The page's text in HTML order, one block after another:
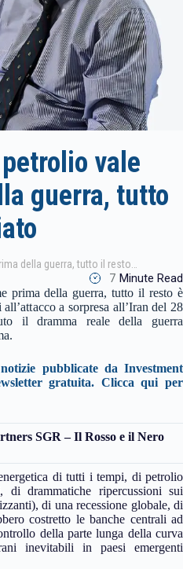
vale
guerra, tutto
7 Minute Read
prima della guerra, tutto il resto è
a sorpresa all’Iran del 28
il dramma reale della guerra
pubblicate da Investment
gratuita. Clicca qui per
SGR – Il Rosso e il Nero
di tutti i tempi, di petrolio
drammatiche ripercussioni sui
di una recessione globale, di
costretto le banche centrali ad
della parte lunga della curva
inevitabili in paesi emergenti